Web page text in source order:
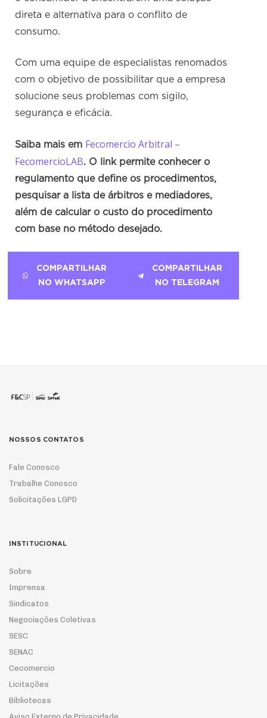
direta e alternativa para o conflito de
consumo.
Com uma equipe de especialistas renomados
com o objetivo de possibilitar que a empresa
solucione seus problemas com sigilo,
segurança e eficácia.
Saiba mais em Fecomercio Arbitral –
FecomercioLAB. O link permite conhecer o
regulamento que define os procedimentos,
pesquisar a lista de árbitros e mediadores,
além de calcular o custo do procedimento
com base no método desejado.
COMPARTILHAR
NO WHATSAPP
COMPARTILHAR
NO TELEGRAM
NOSSOS CONTATOS
Fale Conosco
Trabalhe Conosco
Solicitações LGPD
INSTITUCIONAL
Sobre
Imprensa
Sindicatos
Negociações Coletivas
SESC
SENAC
Cecomercio
Licitações
Bibliotecas